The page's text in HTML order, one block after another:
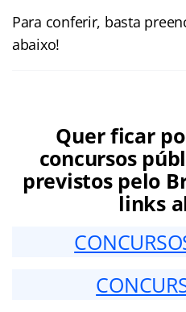
Para conferir, basta
abaixo!
Quer ficar
concursos
previstos pelo
links